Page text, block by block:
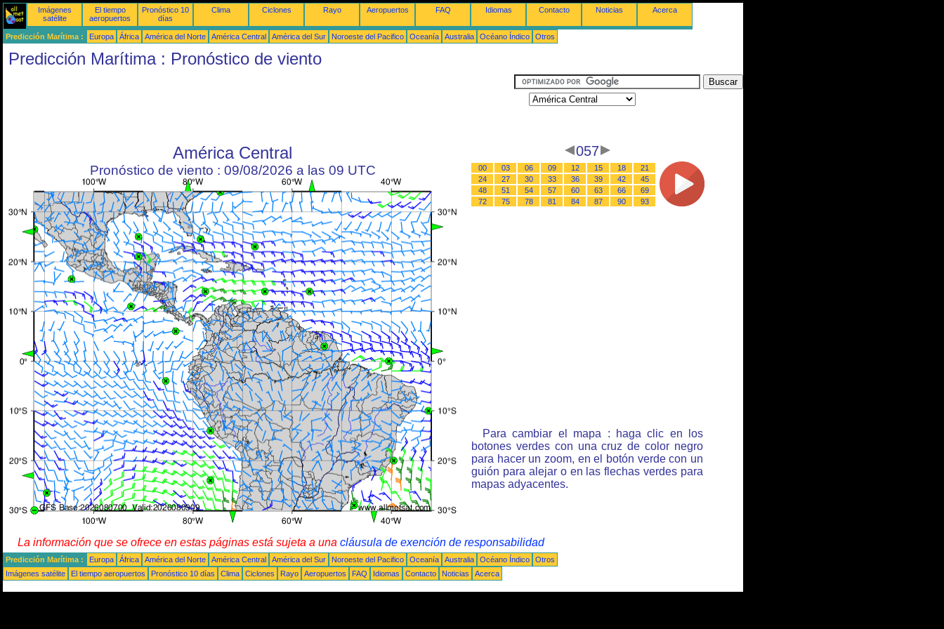
Imágenes
satélite
El tiempo
aeropuertos
Pronóstico 10
días
Clima Ciclones Rayo Aeropuertos FAQ Idiomas Contacto Noticias Acerca
Predicción Marítima : Europa África América del Norte América Central América del Sur Noroeste del Pacifico Oceanía Australia Océano Índico Otros
Predicción Marítima : Pronóstico de viento
América Central
Pronóstico de viento : 09/08/2026 a las 09 UTC
057
00 03 06 09 12 15 18
21
24
27 30 33 36 39 42
45
48
51 54 57 60 63 66
69
72
75 78 81 84 87 90 93
Para cambiar el mapa : haga clic en los
botones verdes con una cruz de color negro
para hacer un zoom, en el botón verde con un
guión para alejar o en las flechas verdes para
mapas adyacentes.
La información que se ofrece en estas páginas está sujeta a una cláusula de exención de responsabilidad
Predicción Marítima : Europa África América del Norte América Central América del Sur Noroeste del Pacifico Oceanía Australia Océano Índico
Otros
Imágenes satélite
El tiempo aeropuertos Pronóstico 10 días Clima Ciclones Rayo Aeropuertos FAQ Idiomas Contacto Noticias Acerca